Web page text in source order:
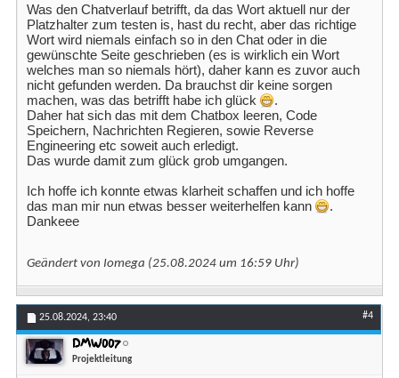
Was den Chatverlauf betrifft, da das Wort aktuell nur der
Platzhalter zum testen is, hast du recht, aber das richtige
Wort wird niemals einfach so in den Chat oder in die
gewünschte Seite geschrieben (es is wirklich ein Wort
welches man so niemals hört), daher kann es zuvor auch
nicht gefunden werden. Da brauchst dir keine sorgen
machen, was das betrifft habe ich glück
.
Daher hat sich das mit dem Chatbox leeren, Code
Speichern, Nachrichten Regieren, sowie Reverse
Engineering etc soweit auch erledigt.
Das wurde damit zum glück grob umgangen.
Ich hoffe ich konnte etwas klarheit schaffen und ich hoffe
das man mir nun etwas besser weiterhelfen kann
.
Dankeee
Geändert von Iomega (25.08.2024 um 16:59 Uhr)
25.08.2024, 23:40 #4
DMW007
Projektleitung